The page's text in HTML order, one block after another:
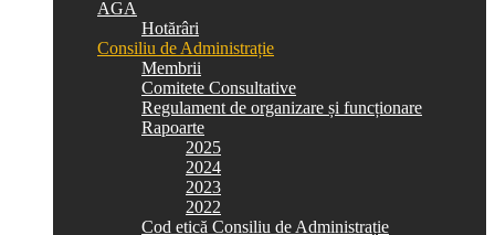
AGA
Hotărâri
Consiliu de Administrație
Membrii
Comitete Consultative
Regulament de organizare și funcționare
Rapoarte
2025
2024
2023
2022
Cod etică Consiliu de Administrație